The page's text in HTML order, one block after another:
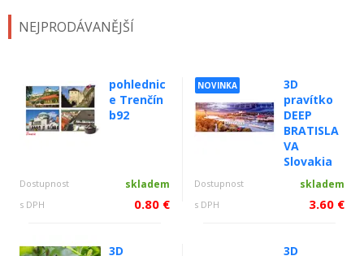
NEJPRODÁVANĚJŠÍ
pohlednic
e Trenčín
b92
Dostupnost skladem
s DPH 0.80 €
NOVINKA
3D
pravítko
DEEP
BRATISLA
VA
Slovakia
Dostupnost skladem
s DPH 3.60 €
3D
3D